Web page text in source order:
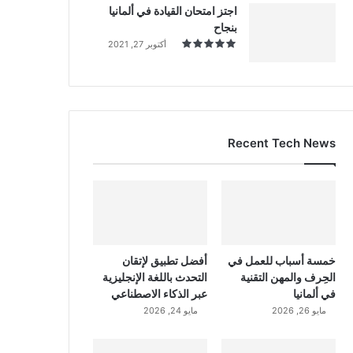
اجتز امتحان القيادة في ألمانيا
بنجاح
أكتوبر 27, 2021
Recent Tech News
خمسة أسباب للعمل في
الحِرف والمهن التقنية
في ألمانيا
مايو 26, 2026
أفضل تطبيق لإتقان
التحدث باللغة الإنجليزية
عبر الذكاء الاصطناعي
مايو 24, 2026